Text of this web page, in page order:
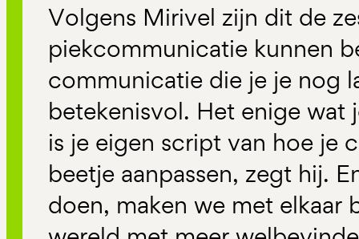
Volgens Mirivel zijn dit de
piekcommunicatie kunnen
communicatie die je je nog
betekenisvol. Het enige wat
is je eigen script van hoe je
beetje aanpassen, zegt hij.
doen, maken we met elkaar